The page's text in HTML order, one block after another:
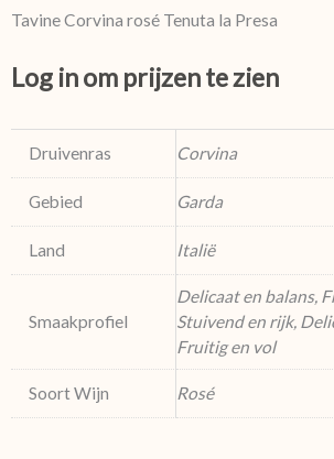
Tavine Corvina rosé Tenuta la Presa
Log in om prijzen te zien
Druivenras Corvina
Gebied Garda
Land Italië
Smaakprofiel
Delicaat en balans,
Stuivend en rijk,
Fruitig en vol
Soort Wijn Rosé